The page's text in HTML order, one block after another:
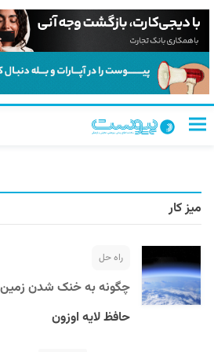
میز کار
راه حل
چگونه به خنک شدن
حافظ لایه اوزون